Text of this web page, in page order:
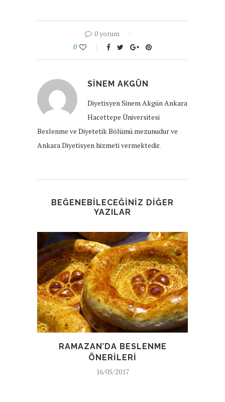
0 yorum
0
SINEM AKGÜN
Diyetisyen Sinem Akgün Ankara
Hacettepe Üniversitesi
Beslenme ve Diyetetik Bölümü mezunudur ve
Ankara Diyetisyen hizmeti vermektedir.
BEĞENEBILECEĞINIZ DIĞER
YAZILAR
RAMAZAN’DA BESLENME
ÖNERILERI
16/05/2017